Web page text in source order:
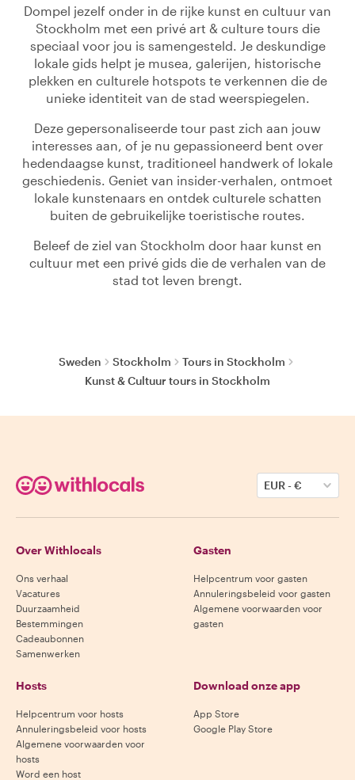
Dompel jezelf onder in de rijke kunst en cultuur van
Stockholm met een privé art & culture tours die
speciaal voor jou is samengesteld. Je deskundige
lokale gids helpt je musea, galerijen, historische
plekken en culturele hotspots te verkennen die de
unieke identiteit van de stad weerspiegelen.
Deze gepersonaliseerde tour past zich aan jouw
interesses aan, of je nu gepassioneerd bent over
hedendaagse kunst, traditioneel handwerk of lokale
geschiedenis. Geniet van insider-verhalen, ontmoet
lokale kunstenaars en ontdek culturele schatten
buiten de gebruikelijke toeristische routes.
Beleef de ziel van Stockholm door haar kunst en
cultuur met een privé gids die de verhalen van de
stad tot leven brengt.
Sweden Stockholm
Tours in Stockholm
Kunst & Cultuur tours in Stockholm
EUR-€
Over Withlocals
Ons verhaal
Vacatures
Duurzaamheid
Bestemmingen
Cadeaubonnen
Samenwerken
Gasten
Helpcentrum voor gasten
Annuleringsbeleid voor gasten
Algemene voorwaarden voor
gasten
Hosts
Helpcentrum voor hosts
Annuleringsbeleid voor hosts
Algemene voorwaarden voor
hosts
Word een host
Download onze app
App Store
Google Play Store